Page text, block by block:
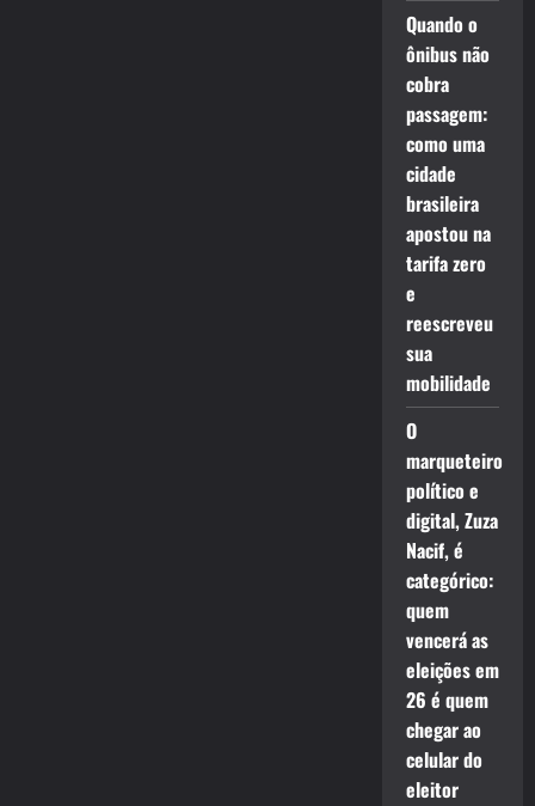
Quando o
ônibus não
cobra
passagem:
como uma
cidade
brasileira
apostou na
tarifa zero
e
reescreveu
sua
mobilidade
O
marqueteiro
político e
digital, Zuza
Nacif, é
categórico:
quem
vencerá as
eleições em
26 é quem
chegar ao
celular do
eleitor